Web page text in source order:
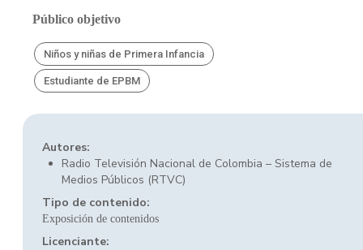
Público objetivo
Niños y niñas de Primera Infancia
Estudiante de EPBM
Autores:
Radio Televisión Nacional de Colombia – Sistema de
Medios Públicos (RTVC)
Tipo de contenido:
Exposición de contenidos
Licenciante: